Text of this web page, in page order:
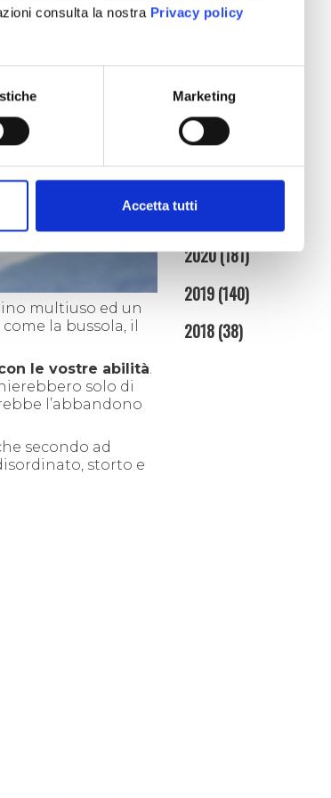
consulta la nostra Privacy policy
Marketing
Accetta tutti
multiuso ed un
la bussola, il
le vostre abilità.
solo di
l’abbandono
secondo ad
storto e
febbraio (4)
2025(86)
2024(95)
2023(134)
2022(128)
2021
2020(181)
2019(140)
2018(38)